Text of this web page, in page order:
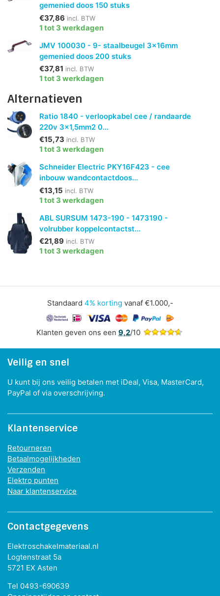
gemenied doos 150 stuks
€37,86 incl. BTW
1 tot 3 werkdagen
JMV 100030 - 9- staalbeugel 3x16mm
gemenied doos 200 stuks
€37,81 incl. BTW
1 tot 3 werkdagen
Alternatieven
Ratio 1840 - verloopkabel cee / randaarde
220v 3x1,5mm2 0...
€15,73 incl. BTW
1 tot 3 werkdagen
Schneider Electric PKY16F423 - cee
inbouw wandcontactdoos...
€13,15 incl. BTW
1 tot 3 werkdagen
ABL SURSUM 1473-190 - 1473190 -
volrubber koppelcontactst...
€21,89 incl. BTW
1 tot 3 werkdagen
Standaard 4% korting vanaf €1.000,-
Klanten geven ons een 9,2/10
Veilig en snel
U kunt bij ons veilig betalen met iDeal, Visa, MasterCard,
PayPal of via overschrijving.
Klantenservice
Retourneren
Betaalmogelijkheden
Verzenden
Elektro punten
Naar klantenservice
Contactgegevens
Elektroschakelmateriaal.nl
Logtenstraat 5a
5721 EX Asten
Tel 0493-690639